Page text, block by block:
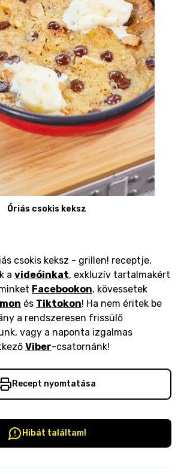
Óriás csokis keksz
csokis keksz - grillen! receptje,
a videóinkat, exkluzív tartalmakért
Facebookon, kövessetek
és Tiktokon! Ha nem éritek be
a rendszeresen frissülő
vagy a naponta izgalmas
Viber-csatornánk!
Recept nyomtatása
Hibát találtam!